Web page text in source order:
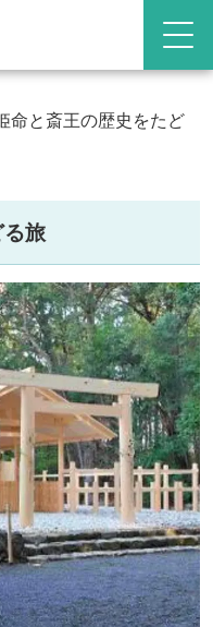
命と斎王の歴史をたど
旅